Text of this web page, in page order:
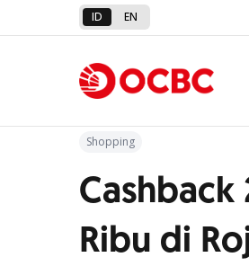
ID EN
Kembali ke Promo
Shopping
Ribu di